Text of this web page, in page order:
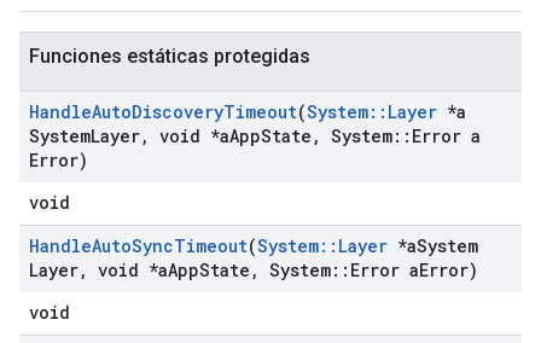
Funciones estáticas protegidas
HandleAutoDiscoveryTimeout(System:: Layer *a
SystemLayer, void *aAppState , System:: Error a
Error)
void
HandleAutoSyncTimeout(System:: Layer *aSystem
Layer, void *aAppState , System:: Error aError)
void